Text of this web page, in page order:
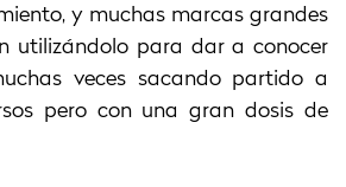
y muchas marcas grandes
utilizándolo para dar a conocer
veces sacando partido a
pero con una gran dosis de